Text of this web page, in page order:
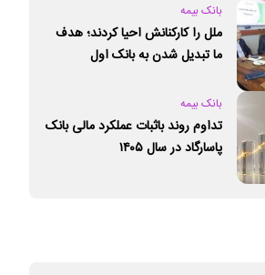
بانک بیمه
ملل را کارکنانش احیا کردند؛ هدف
ما تبدیل شدن به بانک اول
بانک بیمه
تداوم روند باثبات عملکرد مالی بانک
پاسارگاد در سال ۱۴۰۵